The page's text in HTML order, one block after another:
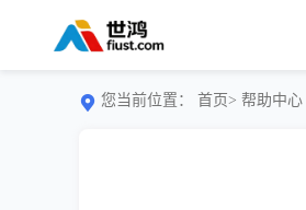
您当前位置： 首页> 帮助中心